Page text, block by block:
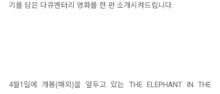
기를 담은 다큐멘터리 영화를 한 편 소개시켜드립니다.
4월1일에 개봉(해외)을 앞두고 있는 THE ELEPHANT IN THE